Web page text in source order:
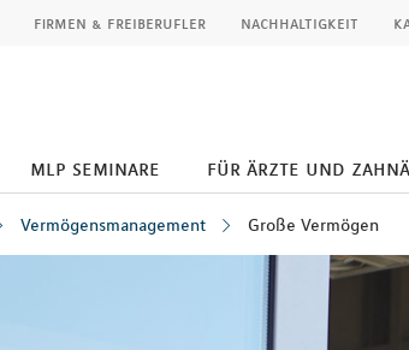
firmen & freiberufler nachhaltigkeit
mlp seminare für ärzte und
Vermögensmanagement Große Vermögen